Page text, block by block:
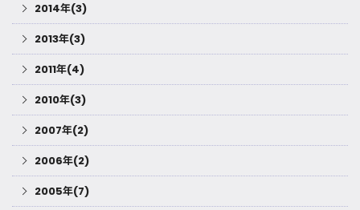
2014年(3)
2013年(3)
2011年(4)
2010年(3)
2007年(2)
2006年(2)
2005年(7)